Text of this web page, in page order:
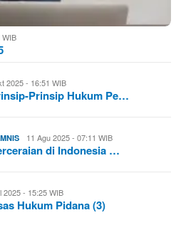
2025 - 16:51 WIB
Prinsip Hukum Pe…
11 Agu 2025 - 07:11 WIB
di Indonesia …
2025 - 15:25 WIB
Hukum Pidana (3)